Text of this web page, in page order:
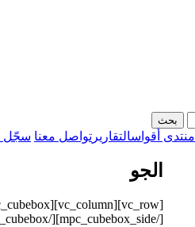
بحث
منتدى أقواسالتقارير تواصل معنا سجّل
الجو